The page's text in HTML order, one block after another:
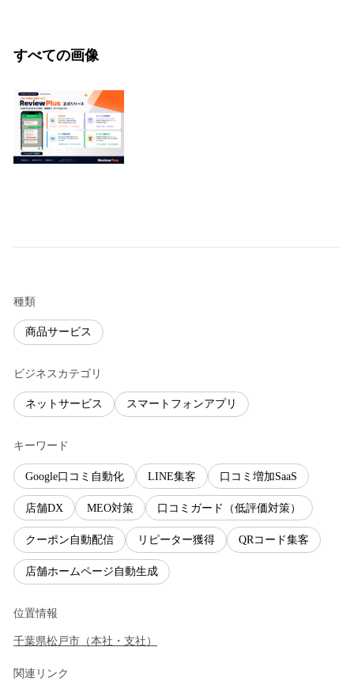
すべての画像
種類
商品サービス
ビジネスカテゴリ
ネットサービス スマートフォンアプリ
キーワード
Google口コミ自動化 LINE集客 口コミ増加SaaS
店舗DX MEO対策 口コミガード（低評価対策）
クーポン自動配信 リピーター獲得 QRコード集客
店舗ホームページ自動生成
位置情報
千葉県松戸市 （本社・支社 ）
関連リンク